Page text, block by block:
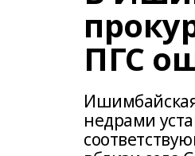
ПГС
недрами